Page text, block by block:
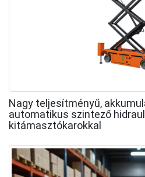
Nagy teljesítményű,
automatikus szintező
kitámasztókarokkal